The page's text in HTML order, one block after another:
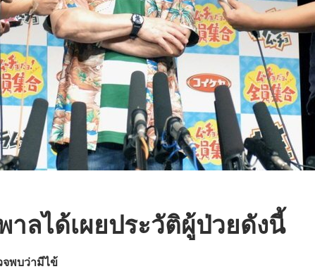
าลได้เผยประวัติผู้ป่วยดังนี้
จพบว่ามีไข้